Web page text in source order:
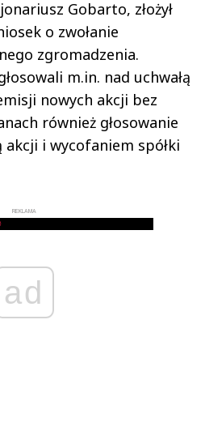
Gobarto, złożył
o zwołanie
zgromadzenia.
m.in. nad uchwałą
nowych akcji bez
również głosowanie
i wycofaniem spółki
REKLAMA
ad